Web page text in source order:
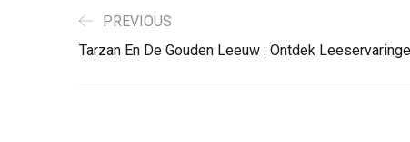
PREVIOUS
Tarzan En De Gouden Leeuw : Ontdek